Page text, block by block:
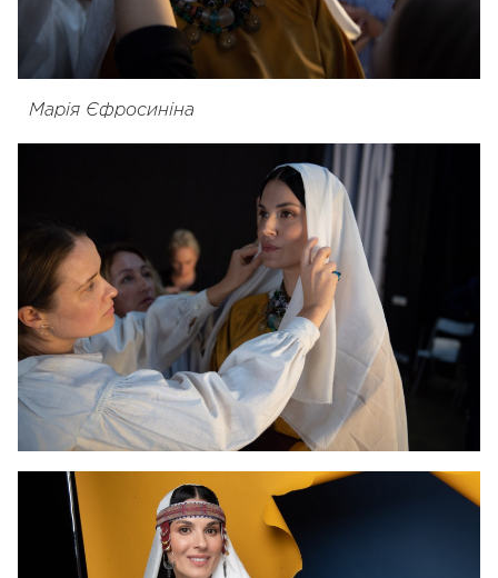
Марія Єфросиніна